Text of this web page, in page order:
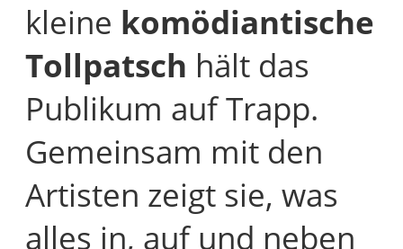
kleine komödiantische
Tollpatsch hält das
Publikum auf Trapp.
Gemeinsam mit den
Artisten zeigt sie, was
alles in, auf und neben